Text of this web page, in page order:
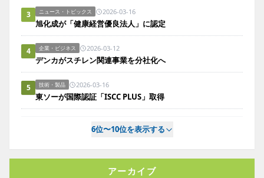
3 ニュース・トピックス 2026-03-16
旭化成が「健康経営優良法人」に認定
4 企業・ビジネス 2026-03-12
デンカがスチレン関連事業を分社化へ
5 技術・製品 2026-03-16
東ソーが国際認証「ISCC PLUS」取得
6位〜10位を表示する
アーカイブ